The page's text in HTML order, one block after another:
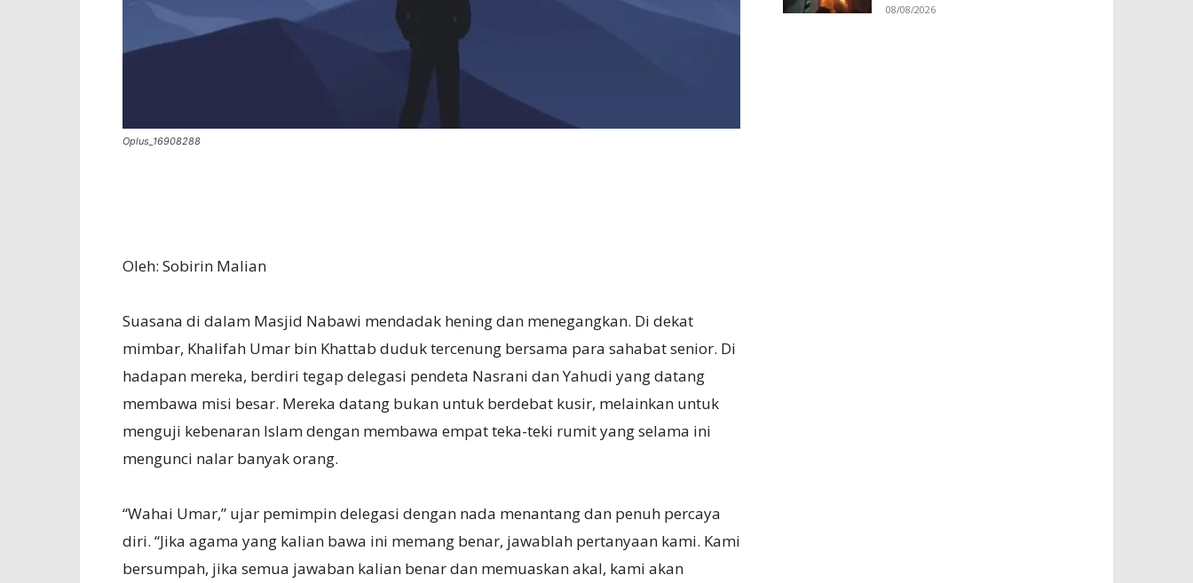
Oplus_16908288
Oleh: Sobirin Malian
Suasana di dalam Masjid Nabawi mendadak hening dan menegangkan. Di dekat
mimbar, Khalifah Umar bin Khattab duduk tercenung bersama para sahabat senior. Di
hadapan mereka, berdiri tegap delegasi pendeta Nasrani dan Yahudi yang datang
membawa misi besar. Mereka datang bukan untuk berdebat kusir, melainkan untuk
menguji kebenaran Islam dengan membawa empat teka-teki rumit yang selama ini
mengunci nalar banyak orang.
“Wahai Umar,” ujar pemimpin delegasi dengan nada menantang dan penuh percaya
diri. “Jika agama yang kalian bawa ini memang benar, jawablah pertanyaan kami. Kami
bersumpah, jika semua jawaban kalian benar dan memuaskan akal, kami akan
08/08/2026